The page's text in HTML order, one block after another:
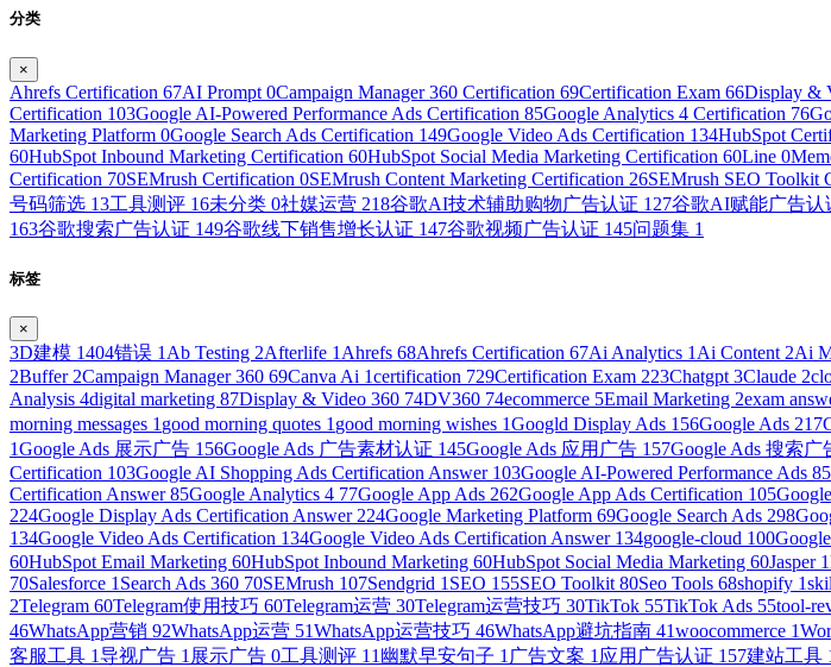
分类
×
Ahrefs Certification 67AI Prompt 0Campaign Manager 360 Certification 69Certification Exam 66Display &
Certification 103Google AI-Powered Performance Ads Certification 85Google Analytics 4 Certification 76
Marketing Platform 0Google Search Ads Certification 149Google Video Ads Certification 134HubSpot
60HubSpot Inbound Marketing Certification 60HubSpot Social Media Marketing Certification 60Line 0
Certification 70SEMrush Certification 0SEMrush Content Marketing Certification 26SEMrush SEO Toolkit
号码筛选 13工具测评 16未分类 0社媒运营 218谷歌AI技术辅助购物广告认证 127谷歌AI赋能广告认
163谷歌搜索广告认证 149谷歌线下销售增长认证 147谷歌视频广告认证 145问题集 1
标签
×
3D建模 1404错误 1 Ab Testing 2Afterlife 1 Ahrefs 68Ahrefs Certification 67Ai Analytics 1 Ai Content 2Ai
2Buffer 2Campaign Manager 360 69Canva Ai 1certification 729Certification Exam 223Chatgpt 3Claude 2
Analysis 4digital marketing 87Display & Video 360 74DV360 74ecommerce 5Email Marketing 2exam
morning messages 1 good morning quotes 1 good morning wishes 1Googld Display Ads 156Google Ads 217
1Google Ads 展示广告 156Google Ads 广告素材认证 145Google Ads 应用广告 157Google Ads 搜索广
Certification 103Google AI Shopping Ads Certification Answer 103Google AI-Powered Performance Ads 85
Certification Answer85Google Analytics 4 77Google App Ads 262Google App Ads Certification 105
224Google Display Ads Certification Answer 224Google Marketing Platform 69Google Search Ads 298
134Google Video Ads Certification 134Google Video Ads Certification Answer 134google-cloud 100
60HubSpot Email Marketing 60HubSpot Inbound Marketing 60HubSpot Social Media Marketing 60Jasper 1
70Salesforce 1 Search Ads 360 70SEMrush 107Sendgrid 1 SEO 155SEO Toolkit 80Seo Tools 68shopify 1
2Telegram 60Telegram使用技巧 60Telegram运营 30Telegram运营技巧 30TikTok 55TikTok Ads 55tool-
46WhatsApp营销 92WhatsApp运营 51WhatsApp运营技巧 46WhatsApp避坑指南 41woocommerce 1
客服工具 1导视广告 1 展示广告 0工具测评 11 幽默早安句子 1 广告文案 1 应用广告认证 157建站工具